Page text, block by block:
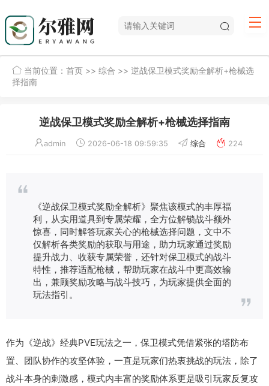
当前位置： 首页 >> 综合 >> 逆战保卫模式奖励全解析+枪械选
择指南
逆战保卫模式奖励全解析+枪械选择指南
admin 2026-06-18 09:59:35 综合 224
《逆战保卫模式奖励全解析》聚焦该模式的丰厚福
利，从实用道具到专属荣耀，全方位解锁战斗额外
惊喜，同时解答玩家关心的枪械选择问题，文中不
仅解析各类奖励的获取与用途，助力玩家通过奖励
提升战力、收获专属荣誉，还针对保卫模式的战斗
特性，推荐适配枪械，帮助玩家在战斗中更高效输
出，兼顾奖励攻略与战斗技巧，为玩家提供全面的
玩法指引。
作为《逆战》经典PVE玩法之一，保卫模式凭借紧张的塔防布
置、团队协作的攻坚体验，一直是玩家们热衷挑战的玩法，除了
战斗本身的刺激感，模式内丰富的奖励体系更是吸引玩家反复攻